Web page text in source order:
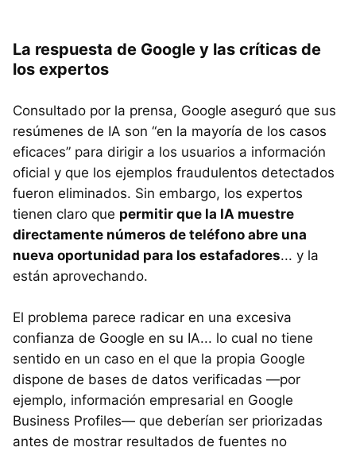
La respuesta de Google y las críticas de
los expertos
Consultado por la prensa, Google aseguró que sus
resúmenes de IA son “en la mayoría de los casos
eficaces” para dirigir a los usuarios a información
oficial y que los ejemplos fraudulentos detectados
fueron eliminados. Sin embargo, los expertos
tienen claro que permitir que la IA muestre
directamente números de teléfono abre una
nueva oportunidad para los estafadores... y la
están aprovechando.
El problema parece radicar en una excesiva
confianza de Google en su IA... lo cual no tiene
sentido en un caso en el que la propia Google
dispone de bases de datos verificadas —por
ejemplo, información empresarial en Google
Business Profiles— que deberían ser priorizadas
antes de mostrar resultados de fuentes no